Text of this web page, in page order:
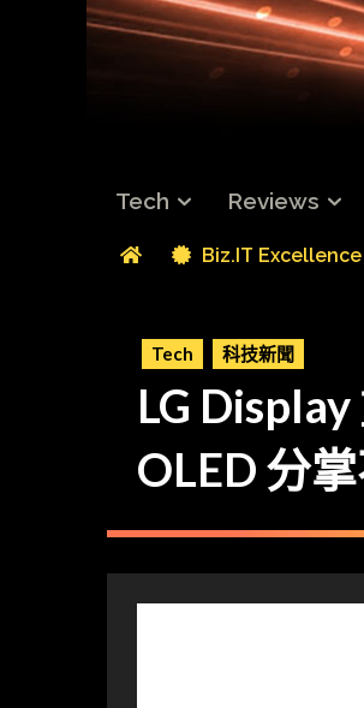
Tech Reviews
Biz.IT Excellence
Tech 科技新聞
LG
OLED 分